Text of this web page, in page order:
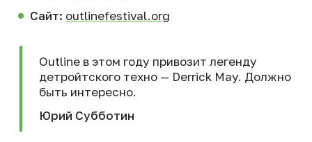
Сайт: outlinefestival.org
Outline в этом году привозит легенду
детройтского техно — Derrick May. Должно
быть интересно.
Юрий Субботин